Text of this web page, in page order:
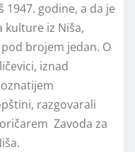
godine, a da je
kulture iz Niša,
brojem jedan. O
iznad
razgovarali
Zavoda za